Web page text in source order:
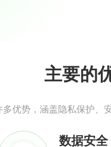
主要的
优势，涵盖隐私保护、
数据安全